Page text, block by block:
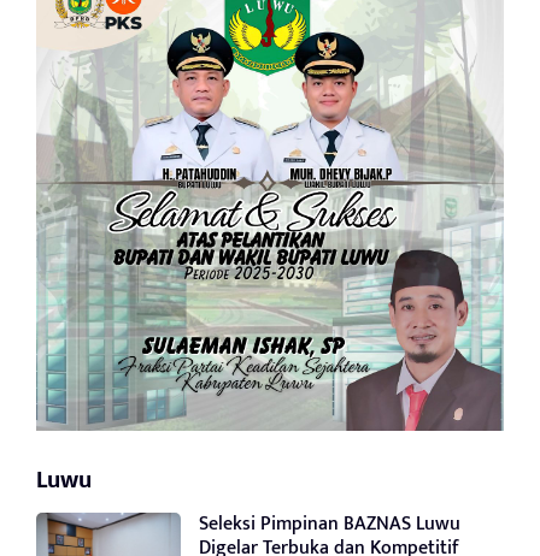
Luwu
Seleksi Pimpinan BAZNAS Luwu
Digelar Terbuka dan Kompetitif